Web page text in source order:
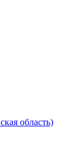
область)